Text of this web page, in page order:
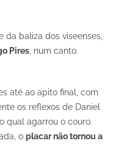
da baliza dos viseenses,
Pires , num canto.
até ao apito final, com
os reflexos de Daniel
qual agarrou o couro.
o placar não tornou a